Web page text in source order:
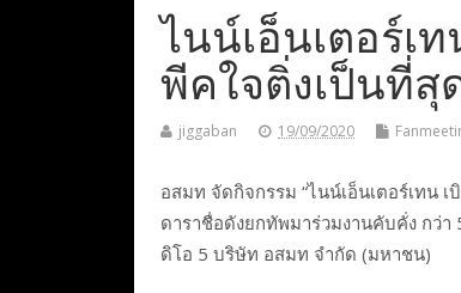
ไนน์เอ็นเตอร์เ
พีคใจติ่งเป็นที่สุ
jiggaban 19/09/2020
อสมท จัดกิจกรรม “ไนน์เอ็นเตอร์เทน
ดาราชื่อดังยกทัพมาร่วมงานคับคั่ง กว่
ดิโอ 5 บริษัท อสมท จำกัด (มหาชน)